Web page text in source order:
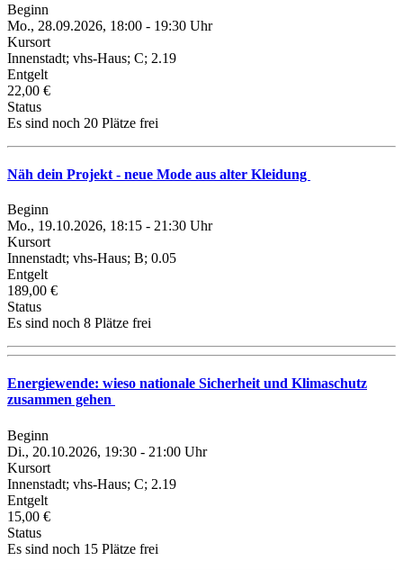
Beginn
Mo., 28.09.2026, 18:00 - 19:30 Uhr
Kursort
Innenstadt; vhs-Haus; C; 2.19
Entgelt
22,00 €
Status
Es sind noch 20 Plätze frei
Näh dein Projekt - neue Mode aus alter Kleidung
Beginn
Mo., 19.10.2026, 18:15 - 21:30 Uhr
Kursort
Innenstadt; vhs-Haus; B; 0.05
Entgelt
189,00 €
Status
Es sind noch 8 Plätze frei
Energiewende: wieso nationale Sicherheit und Klimaschutz
zusammen gehen
Beginn
Di., 20.10.2026, 19:30 - 21:00 Uhr
Kursort
Innenstadt; vhs-Haus; C; 2.19
Entgelt
15,00 €
Status
Es sind noch 15 Plätze frei